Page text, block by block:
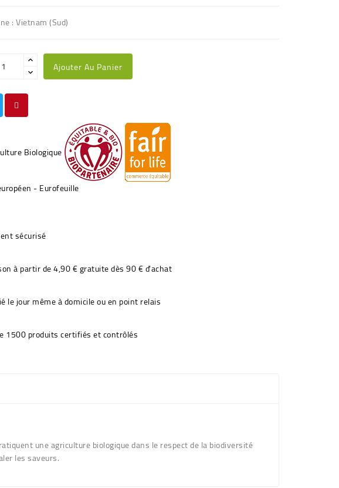
: Vietnam (Sud)
Ajouter Au Panier
sécurisé
à partir de 4,90 € gratuite dès 90 € d'achat
le jour même à domicile ou en point relais
1500 produits certifiés et contrôlés
une agriculture biologique dans le respect de la biodiversité
les saveurs.